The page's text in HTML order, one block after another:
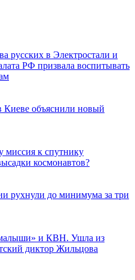
русских в Электростали и
РФ призвала воспитывать
Киеве объяснили новый
к спутнику
космонавтов?
рухнули до минимума за три
и КВН. Ушла из
диктор Жильцова